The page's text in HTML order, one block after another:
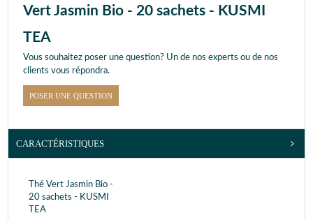
Vert Jasmin Bio - 20 sachets - KUSMI
TEA
Vous souhaitez poser une question? Un de nos experts ou de nos
clients vous répondra.
POSER UNE QUESTION
CARACTÉRISTIQUES
Thé Vert Jasmin Bio -
20 sachets - KUSMI
TEA